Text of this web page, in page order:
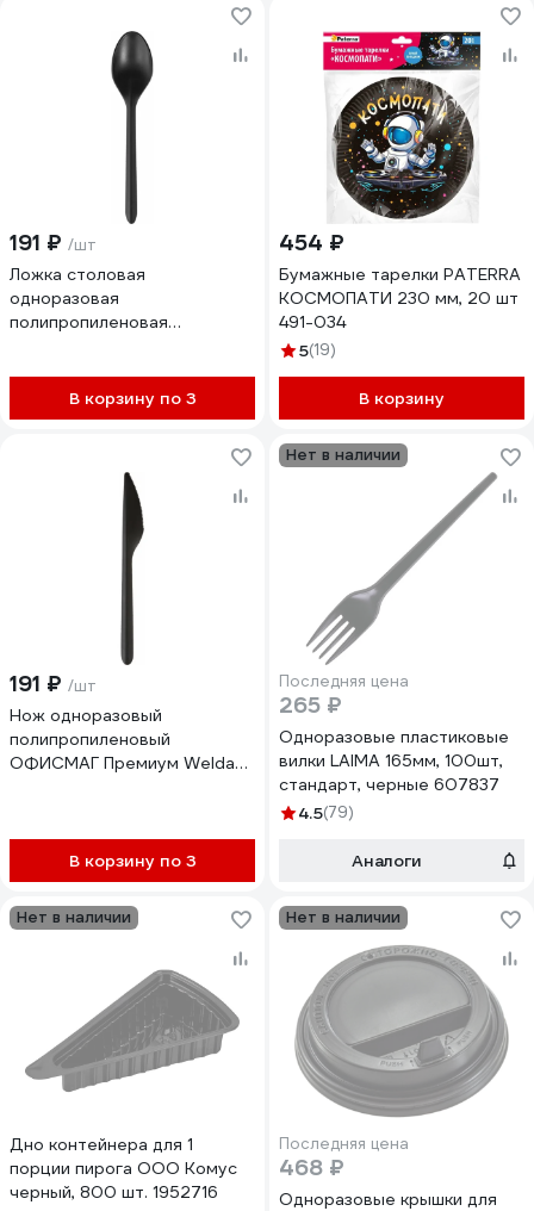
191 ₽ /шт
Ложка столовая
одноразовая
полипропиленовая
штy 881102В корзину по 3
454 ₽
Бумажные тарелки PATERRA
КОСМОПАТИ 230 мм, 20 шт
491-034
5(19)
В корзину
191 ₽ /шт
Нож одноразовый
полипропиленовый
ОФИСМАГ Премиум Welday
В корзину по 3
Нет в наличии
Последняя цена
265 ₽
Одноразовые пластиковые
вилки LAIMA 165мм, 100шт,
стандарт, черные 607837
4.5(79)
Аналоги
Нет в наличии
Дно контейнера для 1
порции пирога ООО Комус
черный, 800 шт. 1952716
Нет в наличии
Последняя цена
468 ₽
Одноразовые крышки для